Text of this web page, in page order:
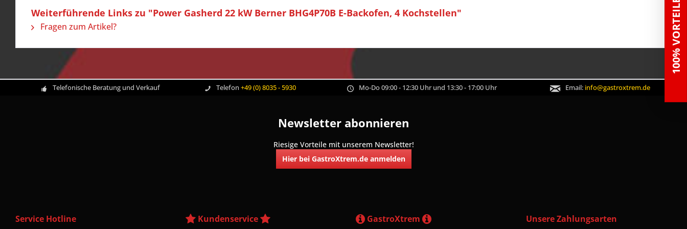
Weiterführende Links zu "Power Gasherd 22 kW Berner BHG4P70B E-Backofen, 4 Kochstellen"
Fragen zum Artikel?
Telefonische Beratung und Verkauf Telefon +49 (0) 8035 - 5930 Mo-Do 09:00 - 12:30 Uhr und 13:30 - 17:00 Uhr Email: info@gastroxtrem.de
Newsletter abonnieren
Riesige Vorteile mit unserem Newsletter!
Hier bei GastroXtrem.de anmelden
Service Hotline Kundenservice GastroXtrem Unsere Zahlungsarten
100% VORTEILE